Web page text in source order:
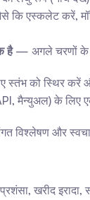
एस्कलेट करें,
है — अगले चरणों के
स्तंभ को स्थिर करें
मैन्युअल) के लिए
विश्लेषण और
खरीद इरादा,